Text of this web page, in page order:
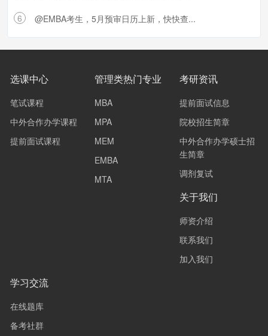
6 @EMBA考生，5月预审日历上新，快快查...
选课中心
笔试课程
中外合作办学课程
提前面试课程
管理类热门专业
MBA
MPA
MEM
EMBA
MTA
考研资讯
提前面试信息
院校招生简章
中外合作办学硕士招
生简章
调剂复试
关于我们
师资介绍
联系我们
加入我们
学习交流
在线题库
备考社群